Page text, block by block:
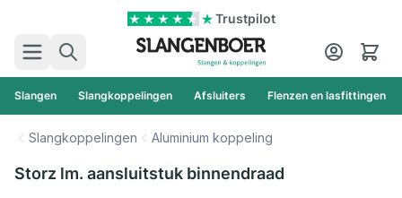
Trustpilot
Zoek
Cart
Slangen Slangkoppelingen Afsluiters Flenzen en lasfittingen
Slangkoppelingen Aluminium koppeling
Storz lm. aansluitstuk binnendraad